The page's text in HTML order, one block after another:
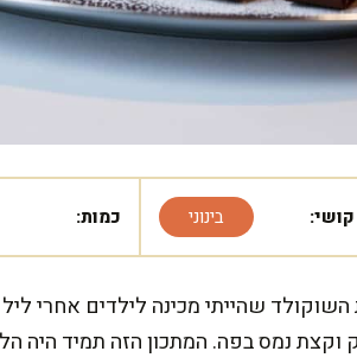
בינוני כמות:
שהייתי מכינה לילדים אחרי
נמס בפה. המתכון הזה תמיד היה